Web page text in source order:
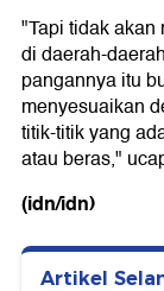
"Tapi tidak akan
di daerah-
pangannya itu
menyesuaikan
titik-titik yang
atau beras,"
(idn/idn)
Artikel